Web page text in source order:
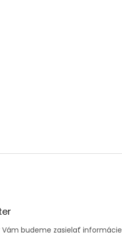
budeme zasielať informácie